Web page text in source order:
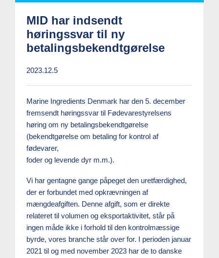
MID har indsendt
høringssvar til ny
betalingsbekendtgørelse
2023.12.5
Marine Ingredients Denmark har den 5. december
fremsendt høringssvar til Fødevarestyrelsens
høring om ny betalingsbekendtgørelse
(bekendtgørelse om betaling for kontrol af
fødevarer,
foder og levende dyr m.m.).
Vi har gentagne gange påpeget den uretfærdighed,
der er forbundet med opkrævningen af
mængdeafgiften. Denne afgift, som er direkte
relateret til volumen og eksportaktivitet, står på
ingen måde ikke i forhold til den kontrolmæssige
byrde, vores branche står over for. I perioden januar
2021 til og med november 2023 har de to danske